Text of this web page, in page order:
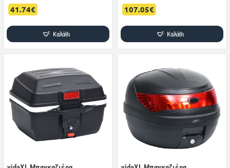
41.74€
Καλάθι
107.05€
Καλάθι